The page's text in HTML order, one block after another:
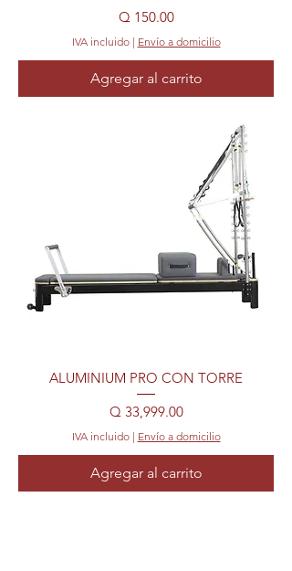
Precio
Q 150.00
IVA incluido| Envío a domicilio
Agregar al carrito
ALUMINIUM PRO CON TORRE
Precio
Q 33,999.00
IVA incluido| Envío a domicilio
Agregar al carrito